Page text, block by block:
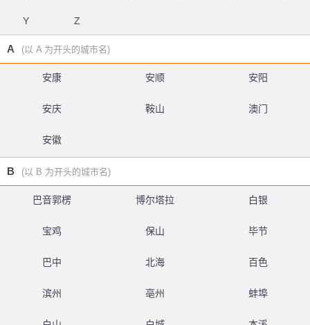
Y Z
A (以 A 为开头的城市名)
安康 安顺 安阳
安庆 鞍山 澳门
安徽
B (以 B 为开头的城市名)
巴音郭楞 博尔塔拉 白银
宝鸡 保山 毕节
巴中 北海 百色
滨州 亳州 蚌埠